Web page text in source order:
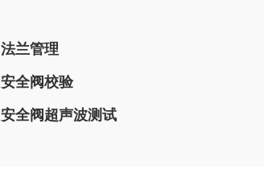
法兰管理
安全阀校验
安全阀超声波测试